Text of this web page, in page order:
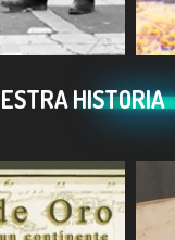
HISTORIA